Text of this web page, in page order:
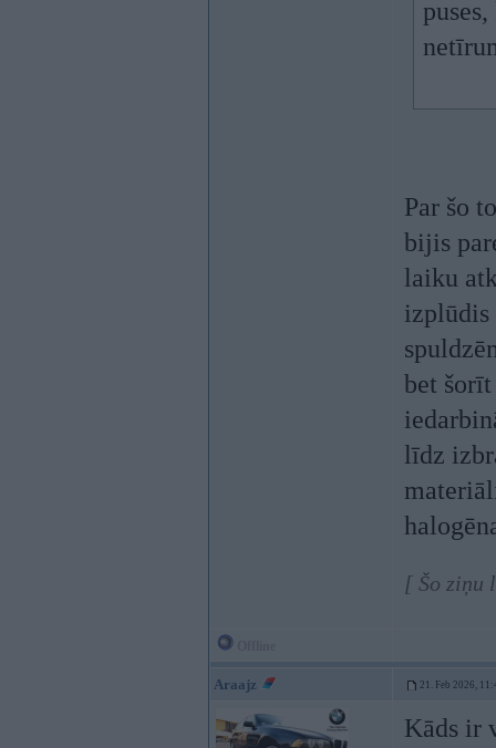
Par šo
bijis
laiku
izplūdis
bet
līdz
[ Šo ziņu
Araajz 21. Feb 2026,
Kāds ir